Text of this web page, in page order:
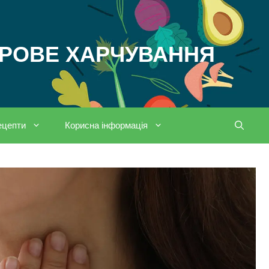
ХАРЧУВАННЯ
Корисна інформація